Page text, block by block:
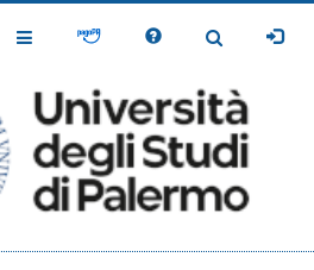
Toggle
Toggle